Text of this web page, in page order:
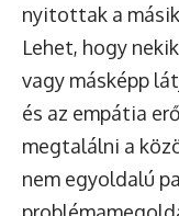
nyitottak a
Lehet, hogy
vagy másképp
és az empátia
megtalálni a
nem egyoldalú